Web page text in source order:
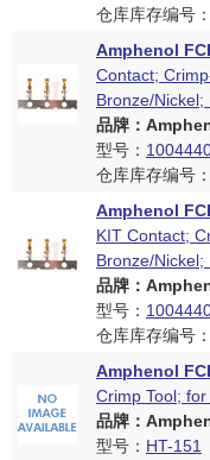
仓库库存编号：
Amphenol FCI
Contact;
Bronze/Nickel;
品牌：
型号：
仓库库存编号：
Amphenol FCI
KIT Contact;
Bronze/Nickel;
品牌：
型号：
仓库库存编号：
Amphenol FCI
Crimp Tool;
品牌：
型号： HT-151